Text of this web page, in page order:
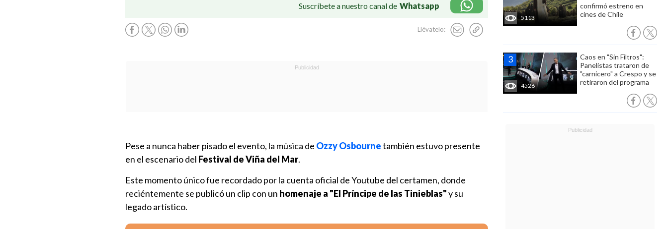
Suscríbete a nuestro canal de Whatsapp
Llévatelo:
5113
confirmó estreno en
cines de Chile
4526
Caos en "Sin Filtros":
Panelistas trataron de
"carnicero" a Crespo y se
retiraron del programa
Pese a nunca haber pisado el evento, la música de Ozzy Osbournetambién estuvo presente
en el escenario del Festival de Viña del Mar.
Este momento único fue recordado por la cuenta oficial de Youtube del certamen, donde
reciéntemente se publicó un clip con un homenaje a "El Príncipe de las Tinieblas"y su
legado artístico.